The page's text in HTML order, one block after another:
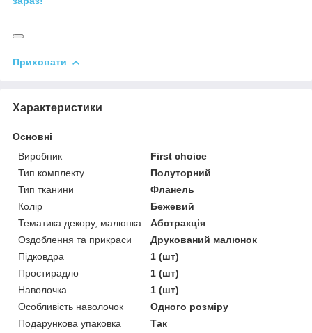
Приховати
Характеристики
Основні
Виробник
First choice
Тип комплекту
Полуторний
Тип тканини
Фланель
Колір
Бежевий
Тематика декору, малюнка
Абстракція
Оздоблення та прикраси
Друкований малюнок
Підковдра
1 (шт)
Простирадло
1 (шт)
Наволочка
1 (шт)
Особливість наволочок
Одного розміру
Подарункова упаковка
Так